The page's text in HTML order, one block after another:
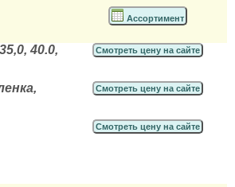
Ассортимент
40.0,
Смотреть цену на сайте
Смотреть цену на сайте
Смотреть цену на сайте